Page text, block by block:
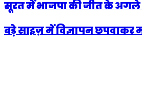
सूरत में भाजपा की जीत के अगले
बड़े साइज़ में विज्ञापन छपवाकर